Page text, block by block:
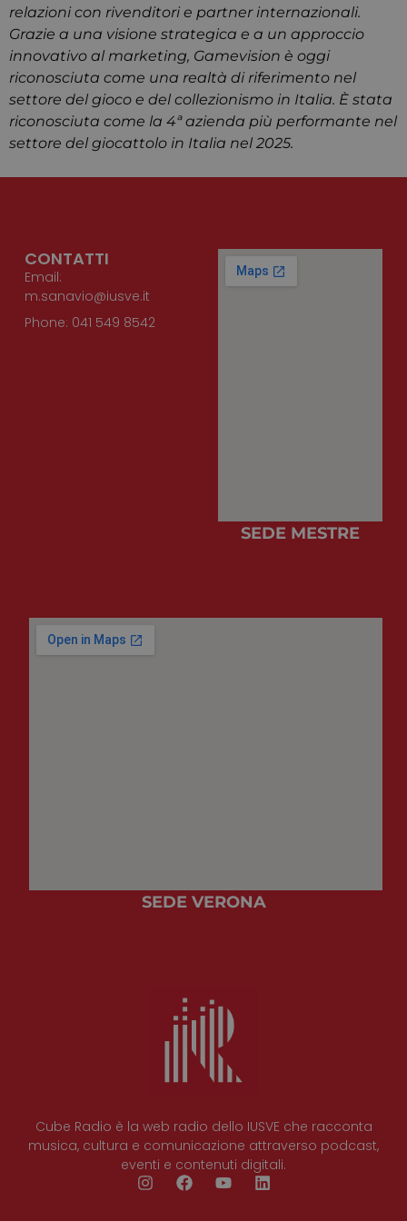
relazioni con rivenditori e partner internazionali.
Grazie a una visione strategica e a un approccio
innovativo al marketing, Gamevision è oggi
riconosciuta come una realtà di riferimento nel
settore del gioco e del collezionismo in Italia. È stata
riconosciuta come la 4ª azienda più performante nel
settore del giocattolo in Italia nel 2025.
Cube Radio è la web radio dello IUSVE che racconta
musica, cultura e comunicazione attraverso podcast,
eventi e contenuti digitali.
CONTATTI
Email:
m.sanavio@iusve.it
Phone: 041 549 8542
SEDE MESTRE
SEDE VERONA
dell'utente e la gestione dell'account. Il sito web non
può essere utilizzato correttamente senza i cookie
strettamente necessari.
Nome
Provider /
Dominio
Scadenza
CookieScriptConsent
www.cuberadio.it
settimane
viene